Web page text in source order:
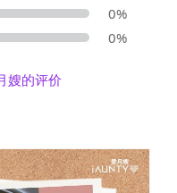
0%
0%
嫂的评价